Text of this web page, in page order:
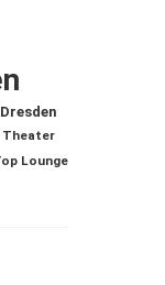
Theater
Lounge